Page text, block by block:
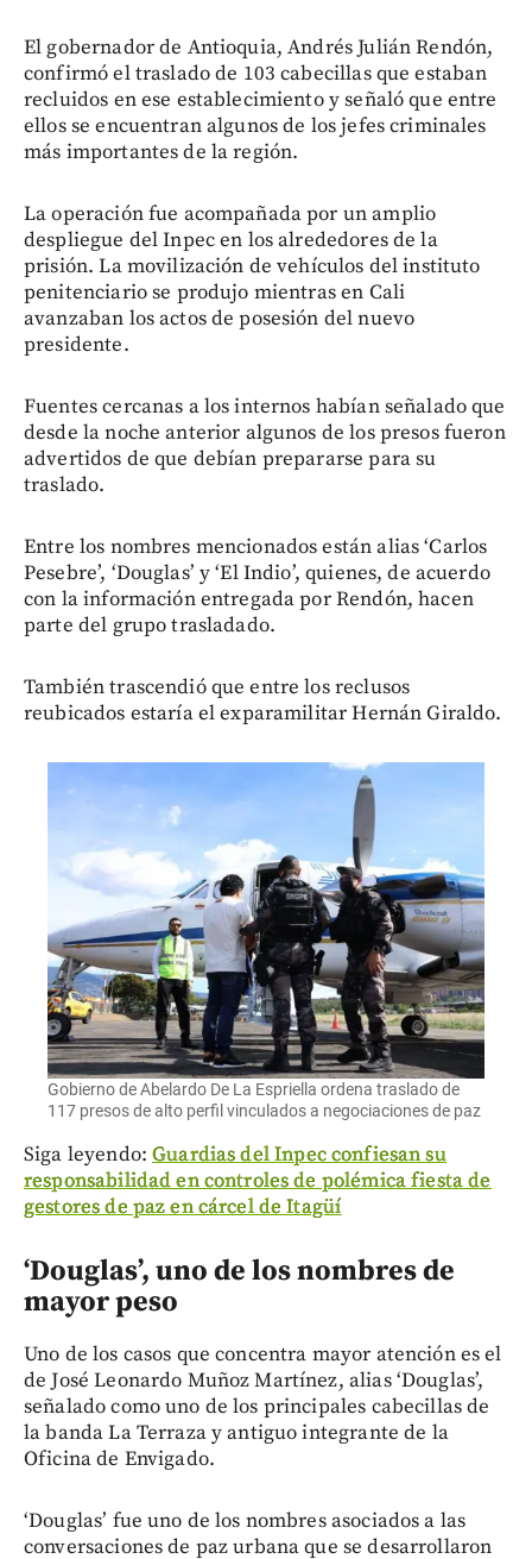
El gobernador de Antioquia, Andrés Julián Rendón,
confirmó el traslado de 103 cabecillas que estaban
recluidos en ese establecimiento y señaló que entre
ellos se encuentran algunos de los jefes criminales
más importantes de la región.
La operación fue acompañada por un amplio
despliegue del Inpec en los alrededores de la
prisión. La movilización de vehículos del instituto
penitenciario se produjo mientras en Cali
avanzaban los actos de posesión del nuevo
presidente.
Fuentes cercanas a los internos habían señalado que
desde la noche anterior algunos de los presos fueron
advertidos de que debían prepararse para su
traslado.
Entre los nombres mencionados están alias ‘Carlos
Pesebre’, ‘Douglas’ y ‘El Indio’, quienes, de acuerdo
con la información entregada por Rendón, hacen
parte del grupo trasladado.
También trascendió que entre los reclusos
reubicados estaría el exparamilitar Hernán Giraldo.
Gobierno de Abelardo De La Espriella ordena traslado de
117 presos de alto perfil vinculados a negociaciones de paz
Siga leyendo:Guardias del Inpec confiesan su
responsabilidad en controles de polémica fiesta de
gestores de paz en cárcel de Itagüí
‘Douglas’, uno de los nombres de
mayor peso
Uno de los casos que concentra mayor atención es el
de José Leonardo Muñoz Martínez, alias ‘Douglas’,
señalado como uno de los principales cabecillas de
la banda La Terraza y antiguo integrante de la
Oficina de Envigado.
‘Douglas’ fue uno de los nombres asociados a las
conversaciones de paz urbana que se desarrollaron